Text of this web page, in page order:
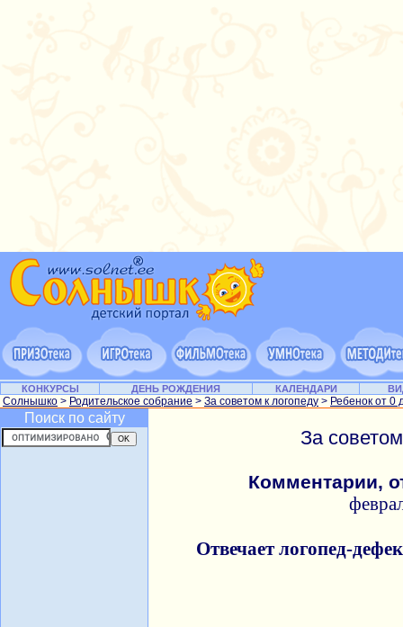
КОНКУРСЫ ДЕНЬ РОЖДЕНИЯ КАЛЕНДАРИ
Солнышко > Родительское собрание > За советом к логопеду > Ребенок от 0
Поиск по сайту
За
Комментарии,
Отвечает логопед-